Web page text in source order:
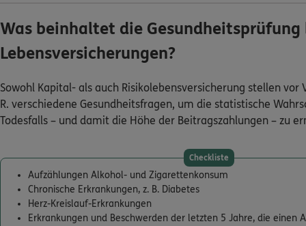
Was beinhaltet die Gesundheitsprüfung
Lebensversicherungen?
Sowohl Kapital- als auch Risikolebensversicherung stellen vor
R. verschiedene Gesundheitsfragen, um die statistische
Todesfalls – und damit die Höhe der Beitragszahlungen – zu
Checkliste
Aufzählungen Alkohol- und Zigarettenkonsum
Chronische Erkrankungen, z. B. Diabetes
Herz-Kreislauf-Erkrankungen
Erkrankungen und Beschwerden der letzten 5 Jahre, die einen